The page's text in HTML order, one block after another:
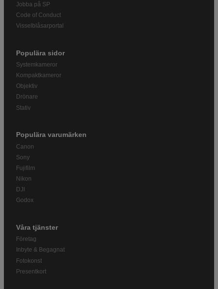
Jobba på SP
Code of Conduct
Visselblåsarportal
Populära sidor
Systemkameror
Kompaktkameror
Objektiv
Drönare
Stativ
Populära varumärken
Canon
Sony
Fujifilm
Nikon
DJI
Godox
Våra tjänster
Företag
Inbyte & Begagnat
Fotokonst
Presentkort